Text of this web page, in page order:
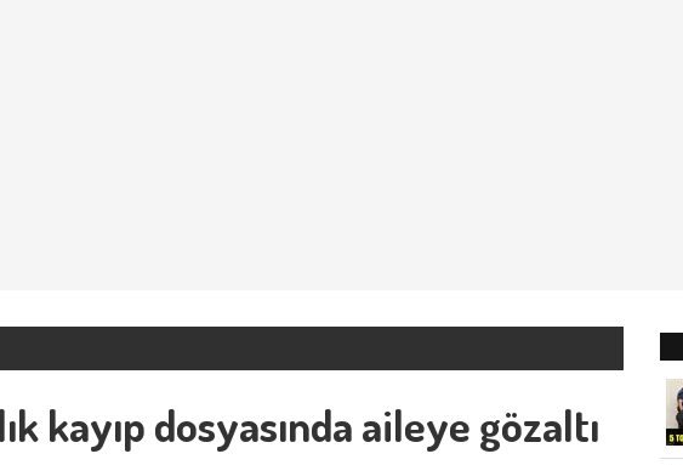
kayıp dosyasında aileye gözaltı